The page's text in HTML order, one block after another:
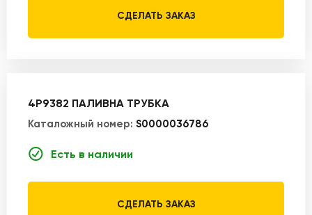
СДЕЛАТЬ ЗАКАЗ
4P9382 ПАЛИВНА ТРУБКА
Каталожный номер: S0000036786
Есть в наличии
СДЕЛАТЬ ЗАКАЗ